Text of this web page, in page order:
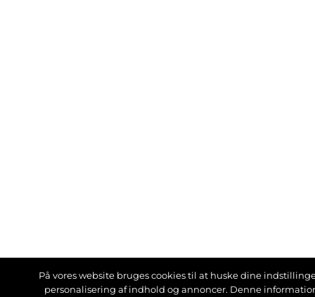
På vores website bruges cookies til at huske dine
personalisering af indhold og annoncer. Denne